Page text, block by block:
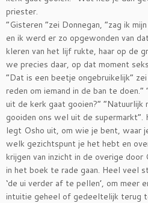
priester.
“Gisteren “zei Donnegan, “zag ik
en ik werd er zo opgewonden van
kleren van het lijf rukte, haar op de
we precies daar, op dat moment
“Dat is een beetje ongebruikelijk”
reden om iemand in de ban te
uit de kerk gaat gooien?” “Natuurlijk
gooiden ons wel uit de
legt Osho uit, om wie je bent, waar
welk gezichtspunt je het hebt en
krijgen van inzicht in de overige
in het boek te rade gaan. Heel veel
‘de ui verder af te pellen’, om meer
intuitie geheel of gedeeltelijk terug